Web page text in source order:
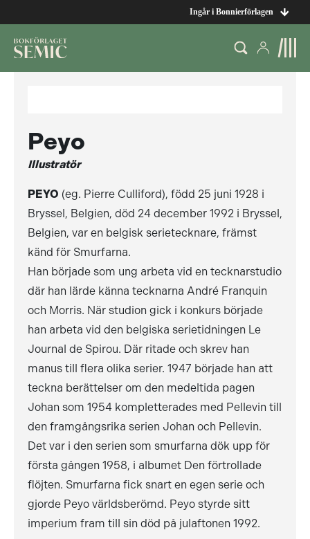
Ingår i Bonnierförlagen
Peyo
Illustratör
PEYO (eg. Pierre Culliford), född 25 juni 1928 i
Bryssel, Belgien, död 24 december 1992 i Bryssel,
Belgien, var en belgisk serietecknare, främst
känd för Smurfarna.
Han började som ung arbeta vid en tecknarstudio
där han lärde känna tecknarna André Franquin
och Morris. När studion gick i konkurs började
han arbeta vid den belgiska serietidningen Le
Journal de Spirou. Där ritade och skrev han
manus till flera olika serier. 1947 började han att
teckna berättelser om den medeltida pagen
Johan som 1954 kompletterades med Pellevin till
den framgångsrika serien Johan och Pellevin.
Det var i den serien som smurfarna dök upp för
första gången 1958, i albumet Den förtrollade
flöjten. Smurfarna fick snart en egen serie och
gjorde Peyo världsberömd. Peyo styrde sitt
imperium fram till sin död på julaftonen 1992.